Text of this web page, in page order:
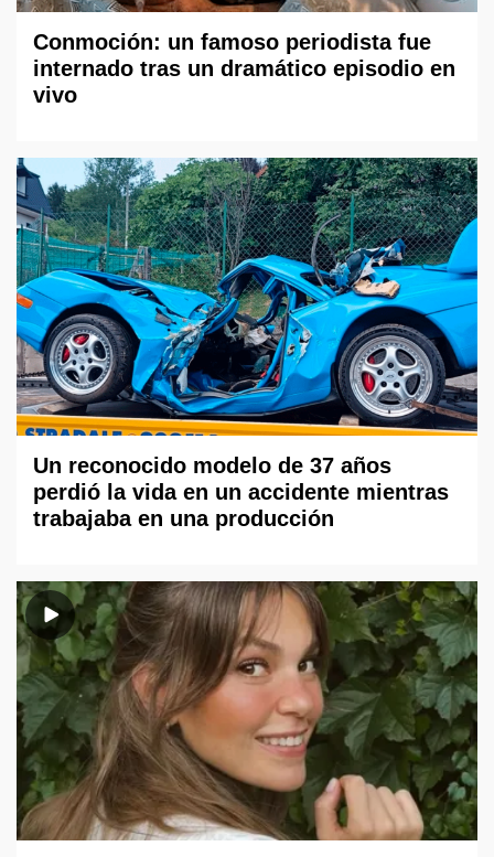
Conmoción: un famoso periodista fue
internado tras un dramático episodio en
vivo
Un reconocido modelo de 37 años
perdió la vida en un accidente mientras
trabajaba en una producción